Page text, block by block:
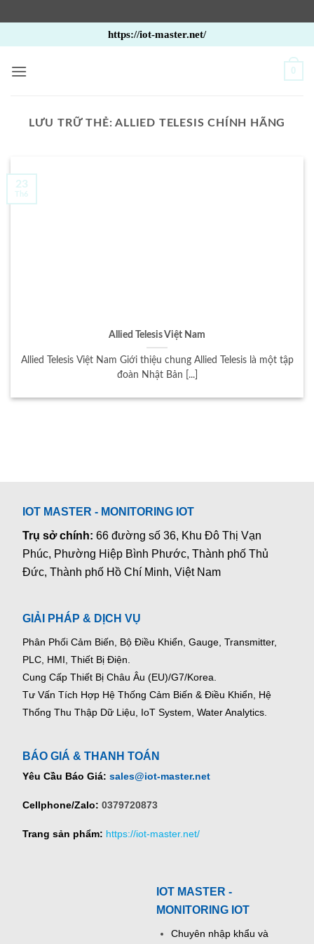
qua
nội
https://iot-master.net/
0
LƯU TRỮ THẺ:ALLIED TELESIS CHÍNH HÃNG
Allied Telesis Việt Nam
Allied Telesis Việt Nam Giới thiệu chung Allied Telesis là một tập
đoàn Nhật Bản [...]
23
Th6
IOT MASTER - MONITORING IOT
Trụ sở chính:66 đường số 36, Khu Đô Thị Vạn
Phúc, Phường Hiệp Bình Phước, Thành phố Thủ
Đức, Thành phố Hồ Chí Minh, Việt Nam
GIẢI PHÁP & DỊCH VỤ
Phân Phối Cảm Biến, Bộ Điều Khiển, Gauge, Transmitter,
PLC, HMI, Thiết Bị Điện.
Cung Cấp Thiết Bị Châu Âu (EU)/G7/Korea.
Tư Vấn Tích Hợp Hệ Thống Cảm Biến & Điều Khiển, Hệ
Thống Thu Thập Dữ Liệu, IoT System, Water Analytics.
BÁO GIÁ & THANH TOÁN
Yêu Cầu Báo Giá: sales@iot-master.net
Cellphone/Zalo: 0379720873
Trang sản phẩm: https://iot-master.net/
IOT MASTER -
MONITORING IOT
Chuyên nhập khẩu và